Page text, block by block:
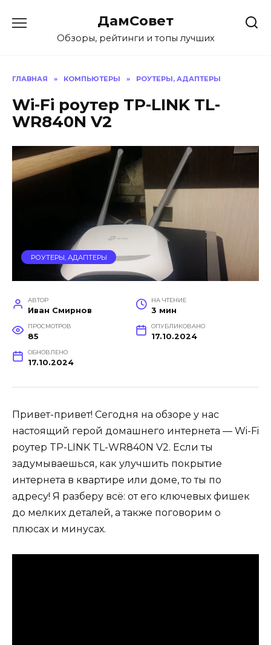
содержанию
ДамСовет
Обзоры, рейтинги и топы лучших
ГЛАВНАЯ » КОМПЬЮТЕРЫ » РОУТЕРЫ, АДАПТЕРЫ
Wi-Fi роутер TP-LINK TL-
WR840N V2
РОУТЕРЫ, АДАПТЕРЫ
АВТОР
Иван Смирнов
НА ЧТЕНИЕ
3 мин
ПРОСМОТРОВ
85
ОПУБЛИКОВАНО
17.10.2024
ОБНОВЛЕНО
17.10.2024
Привет-привет! Сегодня на обзоре у нас
настоящий герой домашнего интернета — Wi-Fi
роутер TP-LINK TL-WR840N V2. Если ты
задумываешься, как улучшить покрытие
интернета в квартире или доме, то ты по
адресу! Я разберу всё: от его ключевых фишек
до мелких деталей, а также поговорим о
плюсах и минусах.